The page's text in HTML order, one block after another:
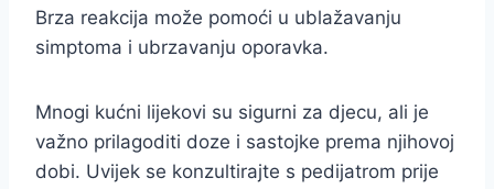
Brza reakcija može pomoći u ublažavanju
simptoma i ubrzavanju oporavka.
Mnogi kućni lijekovi su sigurni za djecu, ali je
važno prilagoditi doze i sastojke prema njihovoj
dobi. Uvijek se konzultirajte s pedijatrom prije